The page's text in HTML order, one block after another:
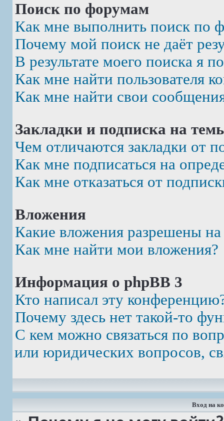
Поиск по форумам
Как мне выполнить поиск по
Почему мой поиск не даёт
В результате моего поиска я
Как мне найти пользователя
Как мне найти свои
Закладки и подписка на
Чем отличаются закладки от
Как мне подписаться на
Как мне отказаться от
Вложения
Какие вложения разрешены
Как мне найти мои вложения?
Информация о phpBB 3
Кто написал эту
Почему здесь нет такой-то
С кем можно связаться по
или юридических вопросов,
Вход на